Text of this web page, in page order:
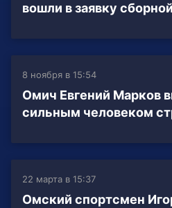
вошли в заявку
8 ноября в 15:54
Омич Евгений Марков
сильным человеком
22 марта в 15:37
Омский спортсмен